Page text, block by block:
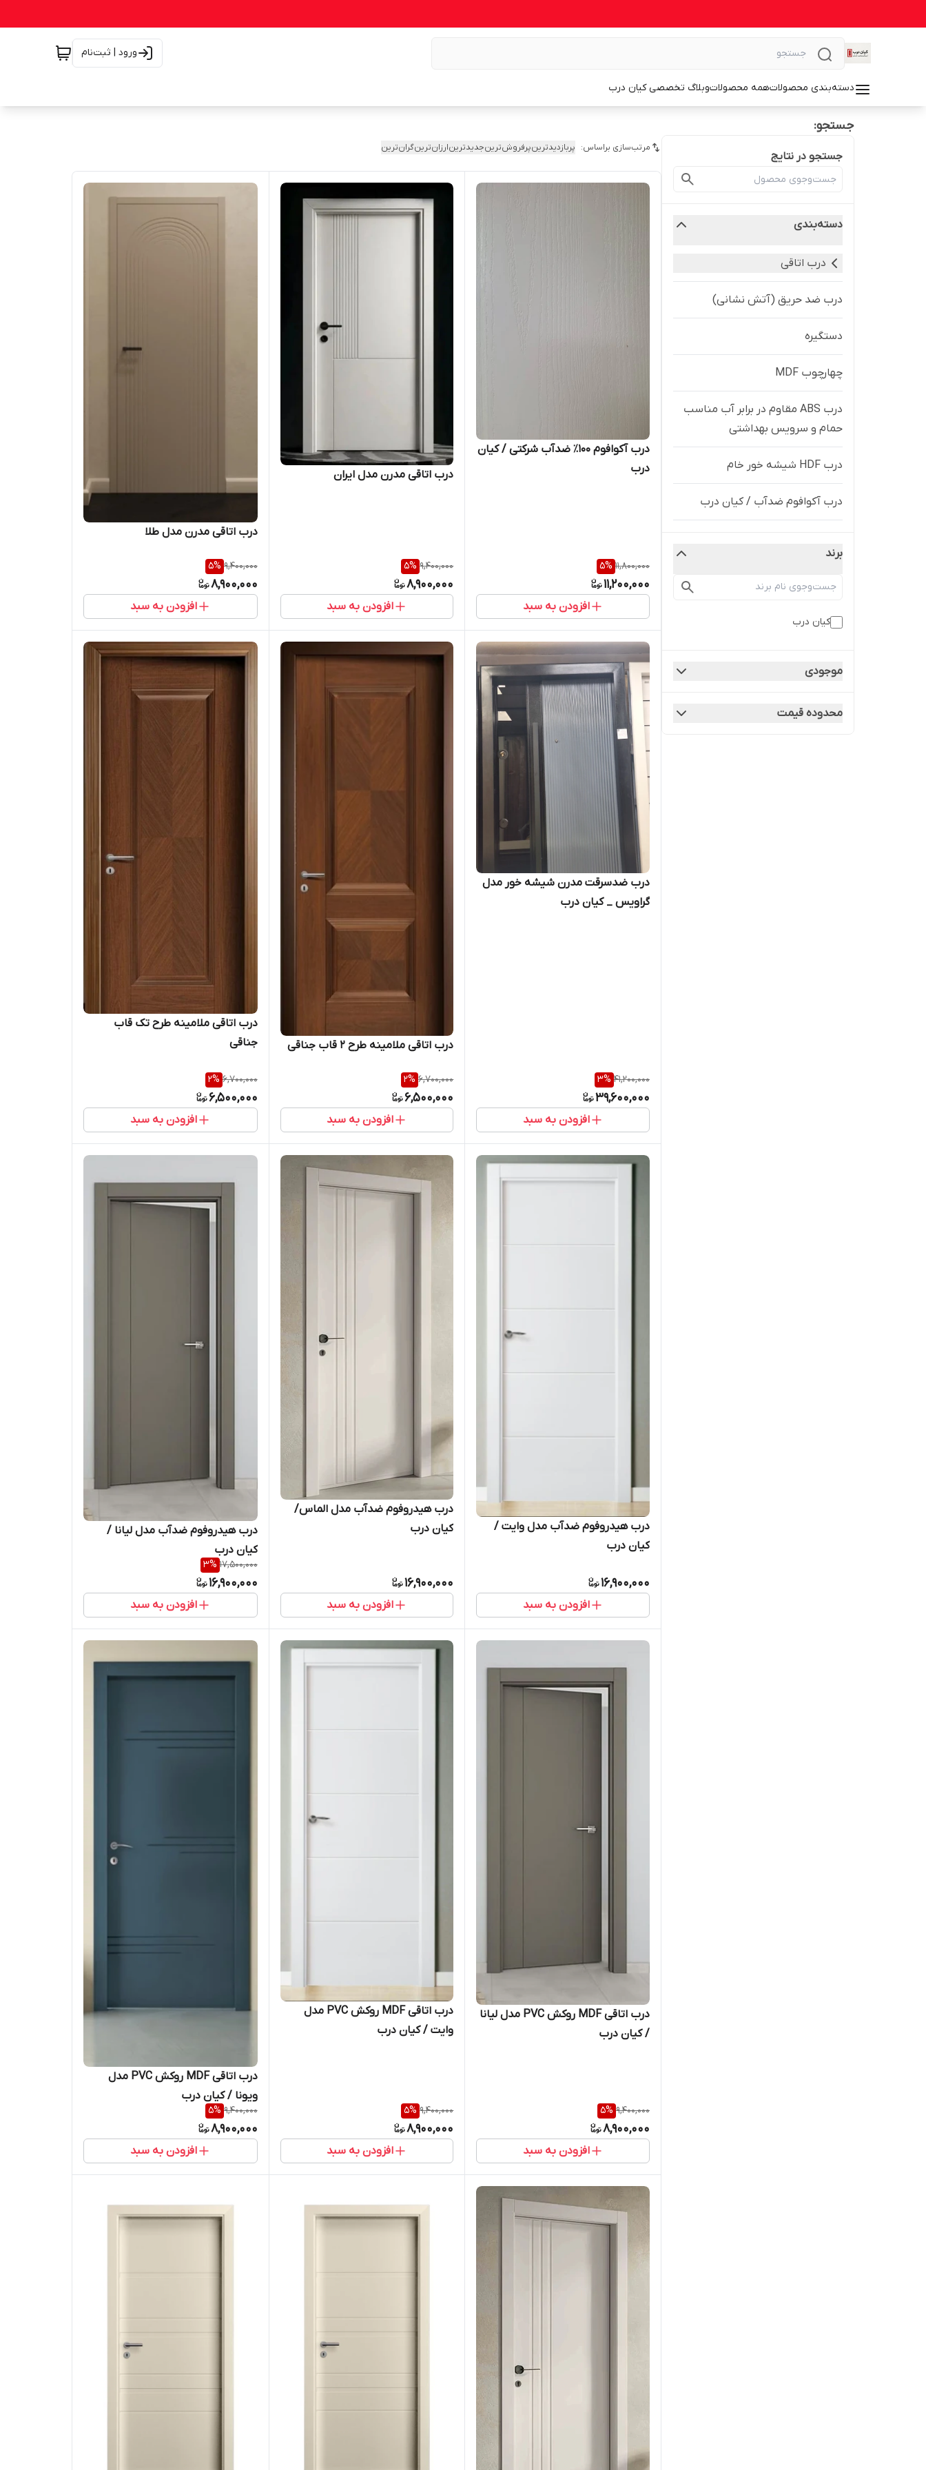
ورود | ثبت‌نام
دسته‌بندی محصولاتهمه محصولاتوبلاگ تخصصی کیان درب
جستجو:
جستجو در نتایج
دسته‌بندی
درب اتاقی
درب ضد حریق (آتش نشانی)
دستگیره
چهارچوب MDF
درب ABS مقاوم در برابر آب مناسب
حمام و سرویس بهداشتی
درب HDF شیشه خور خام
درب آکوافوم ضدآب / کیان درب
کیان درب
درب هیدروفوم ۱۰۰% ضدآب /
برند
کیان درب
موجودی
محدوده قیمت
مرتب‌سازی براساس: پربازدیدترینپرفروش‌ترینجدیدترینارزان‌ترینگران‌ترین
درب آکوافوم ۱۰۰٪ ضدآب شرکتی / کیان
درب
11,800,000
5%
11,200,000
افزودن به سبد
درب اتاقی مدرن مدل ایران
9,400,000
5%
8,900,000
افزودن به سبد
درب اتاقی مدرن مدل طلا
9,400,000
5%
8,900,000
افزودن به سبد
درب ضدسرقت مدرن شیشه خور مدل
گراویس _ کیان درب
41,200,000
3%
39,600,000
افزودن به سبد
درب اتاقی ملامینه طرح ۲ قاب جناقی
6,700,000
2%
6,500,000
افزودن به سبد
درب اتاقی ملامینه طرح تک قاب
جناقی
6,700,000
2%
6,500,000
افزودن به سبد
درب هیدروفوم ضدآب مدل وایت /
کیان درب
16,900,000
افزودن به سبد
درب هیدروفوم ضدآب مدل الماس/
کیان درب
16,900,000
افزودن به سبد
درب هیدروفوم ضدآب مدل لیانا /
کیان درب
17,500,000
3%
16,900,000
افزودن به سبد
درب اتاقی MDF روکش PVC مدل لیانا
/ کیان درب
9,400,000
5%
8,900,000
افزودن به سبد
درب اتاقی MDF روکش PVC مدل
وایت / کیان درب
9,400,000
5%
8,900,000
افزودن به سبد
درب اتاقی MDF روکش PVC مدل
ویونا / کیان درب
9,400,000
5%
8,900,000
افزودن به سبد